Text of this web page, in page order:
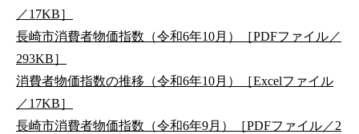
／17KB］
長崎市消費者物価指数（令和6年10月）［PDFファイル／
293KB］
消費者物価指数の推移（令和6年10月）［Excelファイル
／17KB］
長崎市消費者物価指数（令和6年9月）［PDFファイル／2